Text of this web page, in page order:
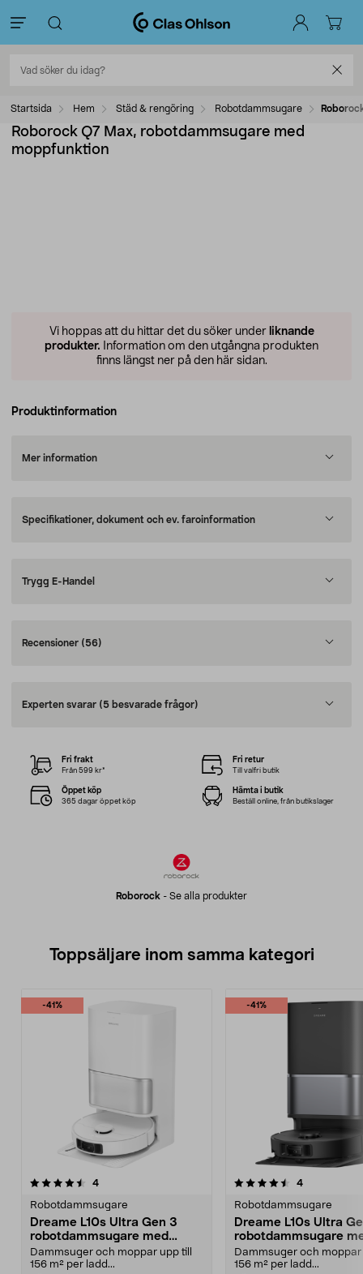
Startsida Hem Städ & rengöring Robotdammsugare
Roborock Q7 Max, robotdammsugare med
moppfunktion
Vi hoppas att du hittar det du söker under liknande
produkter. Information om den utgångna produkten
finns längst ner på den här sidan.
Produktinformation
Mer information
Specifikationer, dokument och ev. faroinformation
Trygg E-Handel
Recensioner (56)
Experten svarar (5 besvarade frågor)
Roborock - Se alla produkter
Fri frakt
Från 599 kr*
Fri retur
Till valfri butik
Öppet köp
365 dagar öppet köp
Hämta i butik
Beställ online, från butikslager
Toppsäljare inom samma kategori
-41%
4recensioner
Robotdammsugare
Dreame L10s Ultra Gen 3
robotdammsugare med
mopp och självtömning
Dammsuger och moppar upp till
156 m² per ladd...
-41%
4.5 av 5 stjärnor 4recensioner
Robotdammsugare
Dreame L10s Ultra
robotdammsugare
mopp och
Dammsuger och moppar
156 m² per ladd...
5.0 av 5 stjärnor